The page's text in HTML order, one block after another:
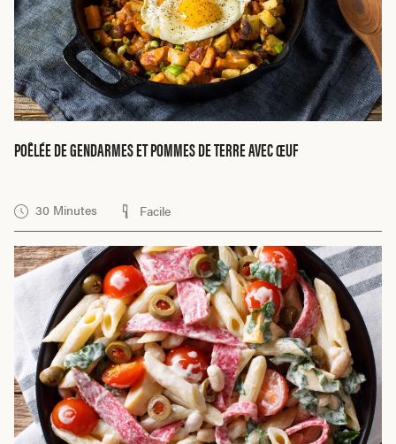
POÊLÉE DE GENDARMES ET POMMES DE TERRE AVEC ŒUF
30 Minutes Facile